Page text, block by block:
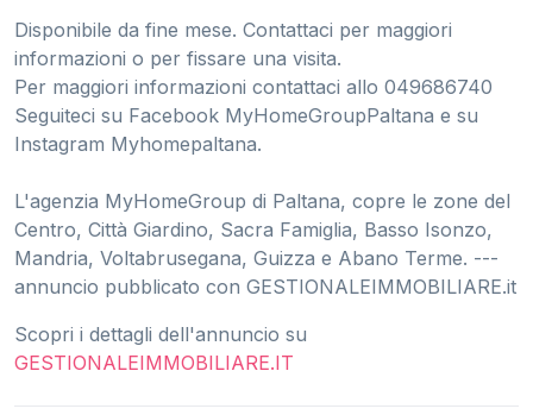
Disponibile da fine mese. Contattaci per maggiori
informazioni o per fissare una visita.
Per maggiori informazioni contattaci allo 049686740
Seguiteci su Facebook MyHomeGroupPaltana e su
Instagram Myhomepaltana.
L'agenzia MyHomeGroup di Paltana, copre le zone del
Centro, Città Giardino, Sacra Famiglia, Basso Isonzo,
Mandria, Voltabrusegana, Guizza e Abano Terme. ---
annuncio pubblicato con GESTIONALEIMMOBILIARE.it
Scopri i dettagli dell'annuncio su
GESTIONALEIMMOBILIARE.IT